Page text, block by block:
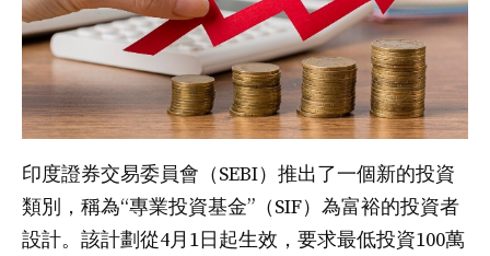
印度證券交易委員會（SEBI）推出了一個新的投資
類別，稱為“專業投資基金”（SIF）為富裕的投資者
設計。該計劃從4月1日起生效，要求最低投資100萬